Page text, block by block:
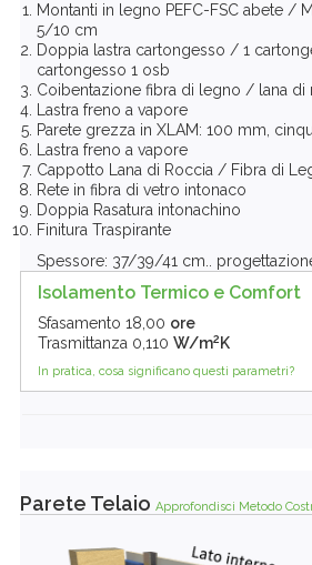
Montanti in legno PEFC-FSC abete /
5/10 cm
Doppia lastra cartongesso / 1
cartongesso 1 osb
Coibentazione fibra di legno / lana
Lastra freno a vapore
Parete grezza in XLAM: 100 mm,
Lastra freno a vapore
Cappotto Lana di Roccia / Fibra di
Rete in fibra di vetro intonaco
Doppia Rasatura intonachino
Finitura Traspirante
Spessore: 37/39/41 cm..
Isolamento Termico e Comfort
Sfasamento 18,00 ore
Trasmittanza 0,110 W/m2 K
In pratica, cosa significano questi parametri?
Parete Telaio Approfondisci Metodo